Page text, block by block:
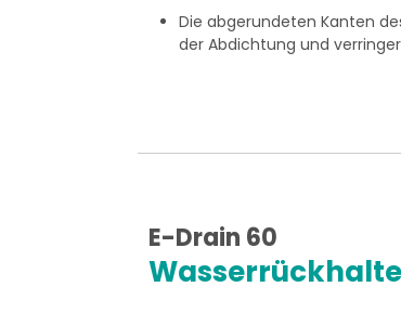
Die abgerundeten Kanten
der Abdichtung und
E-Drain 60